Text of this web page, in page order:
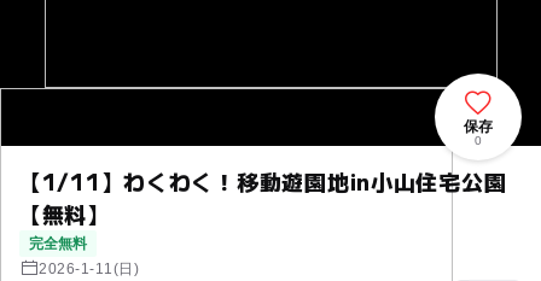
【1/11】わくわく！移動遊園地in小山住宅公園
【無料】
完全無料
2026-1-11(日)
保存
0